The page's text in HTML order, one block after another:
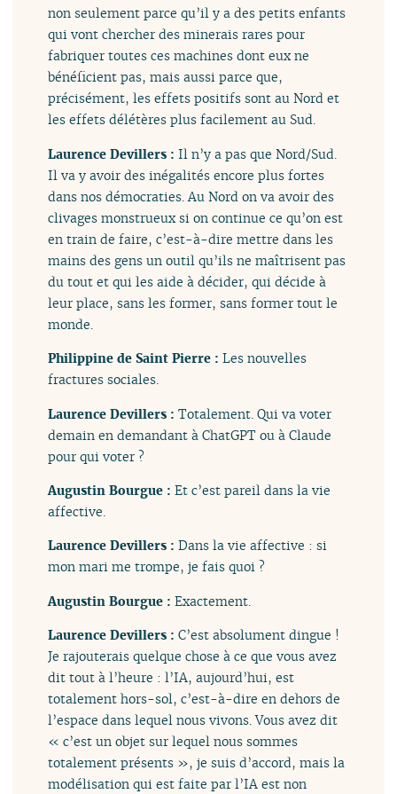
non seulement parce qu’il y a des petits enfants
qui vont chercher des minerais rares pour
fabriquer toutes ces machines dont eux ne
bénéficient pas, mais aussi parce que,
précisément, les effets positifs sont au Nord et
les effets délétères plus facilement au Sud.
Laurence Devillers :Il n’y a pas que Nord/Sud.
Il va y avoir des inégalités encore plus fortes
dans nos démocraties. Au Nord on va avoir des
clivages monstrueux si on continue ce qu’on est
en train de faire, c’est-à-dire mettre dans les
mains des gens un outil qu’ils ne maîtrisent pas
du tout et qui les aide à décider, qui décide à
leur place, sans les former, sans former tout le
monde.
Philippine de Saint Pierre :Les nouvelles
fractures sociales.
Laurence Devillers :Totalement. Qui va voter
demain en demandant à ChatGPT ou à Claude
pour qui voter ?
Augustin Bourgue :Et c’est pareil dans la vie
affective.
Laurence Devillers :Dans la vie affective : si
mon mari me trompe, je fais quoi ?
Augustin Bourgue :Exactement.
Laurence Devillers :C’est absolument dingue !
Je rajouterais quelque chose à ce que vous avez
dit tout à l’heure : l’IA, aujourd’hui, est
totalement hors-sol, c’est-à-dire en dehors de
l’espace dans lequel nous vivons. Vous avez dit
« c’est un objet sur lequel nous sommes
totalement présents », je suis d’accord, mais la
modélisation qui est faite par l’IA est non